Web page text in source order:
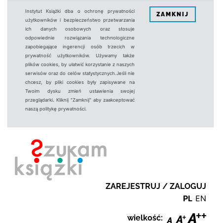
Instytut Książki dba o ochronę prywatności
użytkowników i bezpieczeństwo przetwarzania
ich danych osobowych oraz stosuje
odpowiednie rozwiązania technologiczne
zapobiegające ingerencji osób trzecich w
prywatność użytkowników. Używamy także
plików cookies, by ułatwić korzystanie z naszych
serwisów oraz do celów statystycznych.Jeśli nie
chcesz, by pliki cookies były zapisywane na
Twoim dysku zmień ustawienia swojej
przeglądarki. Kliknij "Zamknij" aby zaakceptować
naszą politykę prywatności.
ZAMKNIJ
ZAREJESTRUJ / ZALOGUJ
PL EN
wielkość: